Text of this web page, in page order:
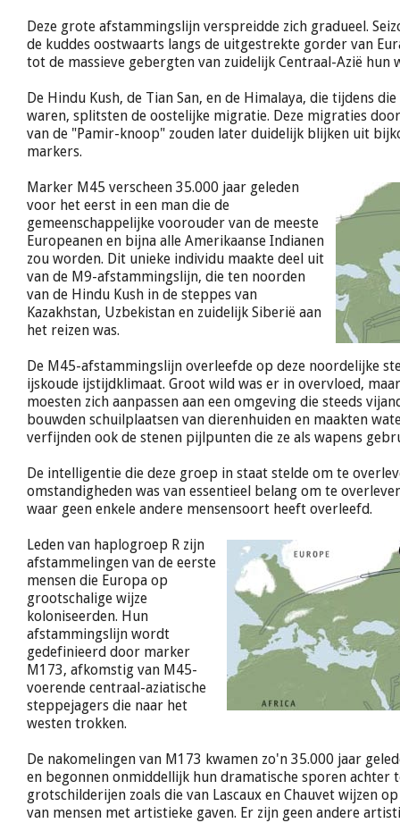
Deze grote afstammingslijn verspreidde zich gradueel.
de kuddes oostwaarts langs de uitgestrekte gorder van
tot de massieve gebergten van zuidelijk Centraal-Azië hun
De Hindu Kush, de Tian San, en de Himalaya, die tijdens
waren, splitsten de oostelijke migratie. Deze migraties
van de "Pamir-knoop" zouden later duidelijk blijken uit
markers.
Marker M45 verscheen 35.000 jaar geleden
voor het eerst in een man die de
gemeenschappelijke voorouder van de meeste
Europeanen en bijna alle Amerikaanse Indianen
zou worden. Dit unieke individu maakte deel uit
van de M9-afstammingslijn, die ten noorden
van de Hindu Kush in de steppes van
Kazakhstan, Uzbekistan en zuidelijk Siberië aan
het reizen was.
De M45-afstammingslijn overleefde op deze noordelijke
ijskoude ijstijdklimaat. Groot wild was er in overvloed,
moesten zich aanpassen aan een omgeving die steeds
bouwden schuilplaatsen van dierenhuiden en maakten
verfijnden ook de stenen pijlpunten die ze als wapens
De intelligentie die deze groep in staat stelde om te
omstandigheden was van essentieel belang om te
waar geen enkele andere mensensoort heeft overleefd.
Leden van haplogroep R zijn
afstammelingen van de eerste
mensen die Europa op
grootschalige wijze
koloniseerden. Hun
afstammingslijn wordt
gedefinieerd door marker
M173, afkomstig van M45-
voerende centraal-aziatische
steppejagers die naar het
westen trokken.
De nakomelingen van M173 kwamen zo'n 35.000 jaar
en begonnen onmiddellijk hun dramatische sporen achter
grotschilderijen zoals die van Lascaux en Chauvet wijzen
van mensen met artistieke gaven. Er zijn geen andere